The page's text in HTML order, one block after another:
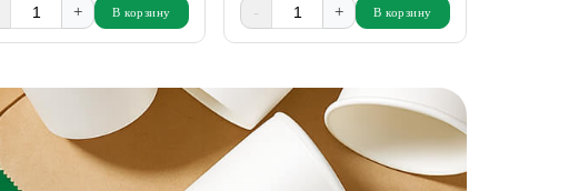
+ В корзину - + В корзину